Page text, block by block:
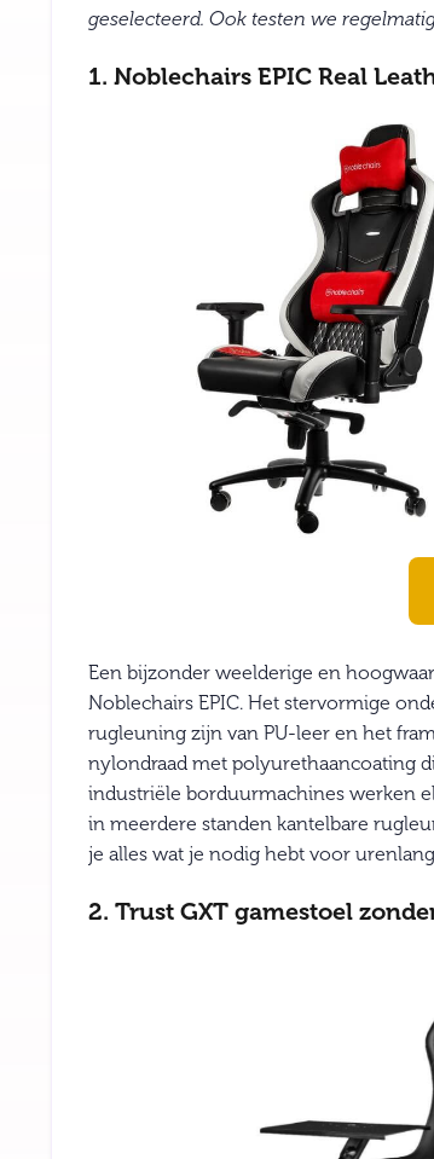
geselecteerd. Ook testen we
1. Noblechairs EPIC Real
Een bijzonder weelderige en
Noblechairs EPIC. Het stervormige
rugleuning zijn van PU-leer en het
nylondraad met polyurethaancoating
industriële borduurmachines werken
in meerdere standen kantelbare
je alles wat je nodig hebt voor
2. Trust GXT gamestoel